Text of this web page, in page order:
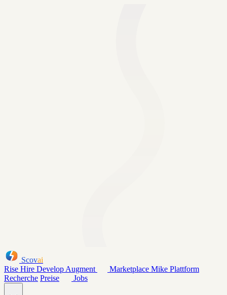
Scovai
Rise Hire Develop Augment Marketplace Mike Plattform
Recherche Preise Jobs